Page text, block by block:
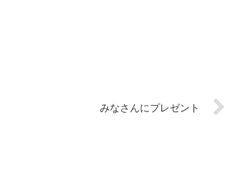
みなさんにプレゼント